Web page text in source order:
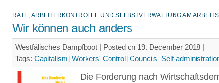
RÄTE, ARBEITERKONTROLLE UND SELBSTVERWALTUNG AM
Wir können auch anders
Westfälisches Dampfboot | Posted on 19. December 2018 |
Tags: Capitalism Workers' Control Councils Self-
Die Forderung nach